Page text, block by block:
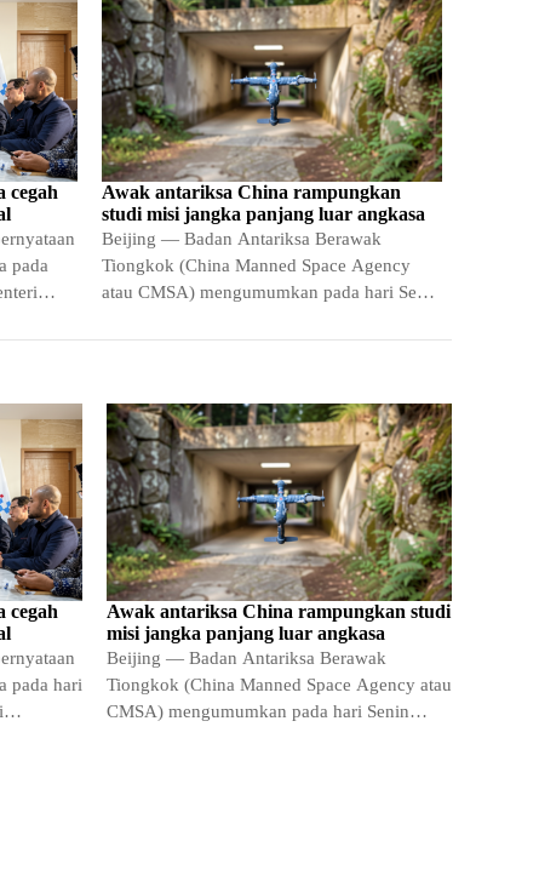
cegah
pada
Awak antariksa China rampungkan
studi misi jangka panjang luar angkasa
Beijing — Badan Antariksa Berawak
Tiongkok (China Manned Space Agency
atau CMSA) mengumumkan pada hari Senin
cegah
pada hari
Awak antariksa China rampungkan studi
misi jangka panjang luar angkasa
Beijing — Badan Antariksa Berawak
Tiongkok (China Manned Space Agency atau
CMSA) mengumumkan pada hari Senin